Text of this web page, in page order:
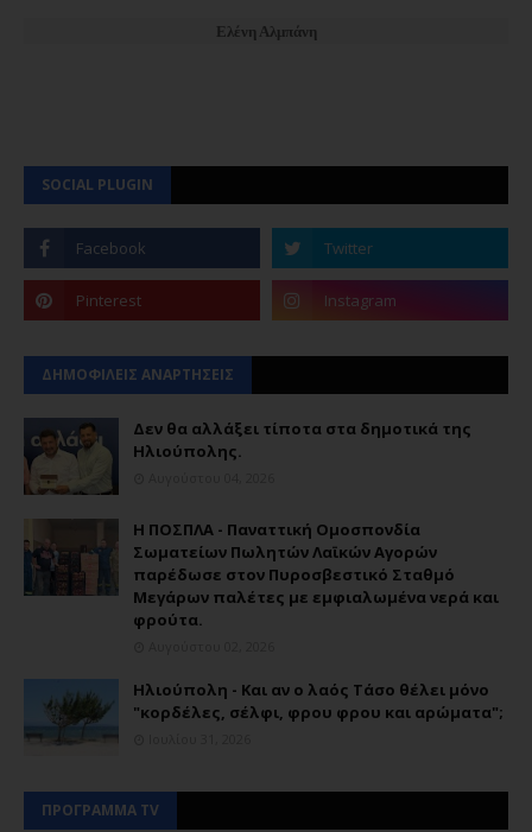
Ελένη Αλμπάνη
SOCIAL PLUGIN
ΔΗΜΟΦΙΛΕΙΣ ΑΝΑΡΤΗΣΕΙΣ
Δεν θα αλλάξει τίποτα στα δημοτικά της
Ηλιούπολης.
Η ΠΟΣΠΛΑ - Παναττική Ομοσπονδία
Σωματείων Πωλητών Λαϊκών Αγορών
παρέδωσε στον Πυροσβεστικό Σταθμό
Μεγάρων παλέτες με εμφιαλωμένα νερά και
φρούτα.
Ηλιούπολη - Και αν ο λαός Τάσο θέλει μόνο
"κορδέλες, σέλφι, φρου φρου και αρώματα";
ΠΡΟΓΡΑΜΜΑ TV